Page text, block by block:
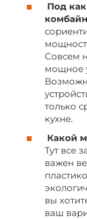
Под
Совсем
мощное
только
кухне.
Какой
Тут все
важен
вы
ваш